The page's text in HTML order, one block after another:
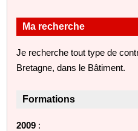
Ma recherche
Je recherche tout type de
Bretagne, dans le Bâtiment.
Formations
2009 :